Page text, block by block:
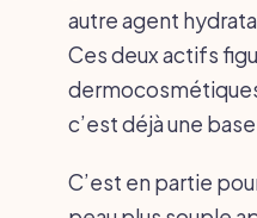
autre agent
Ces deux actifs
c’est déjà une
C’est en partie